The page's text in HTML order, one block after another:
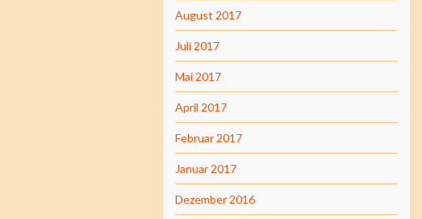
August 2017
Juli 2017
Mai 2017
April 2017
Februar 2017
Januar 2017
Dezember 2016